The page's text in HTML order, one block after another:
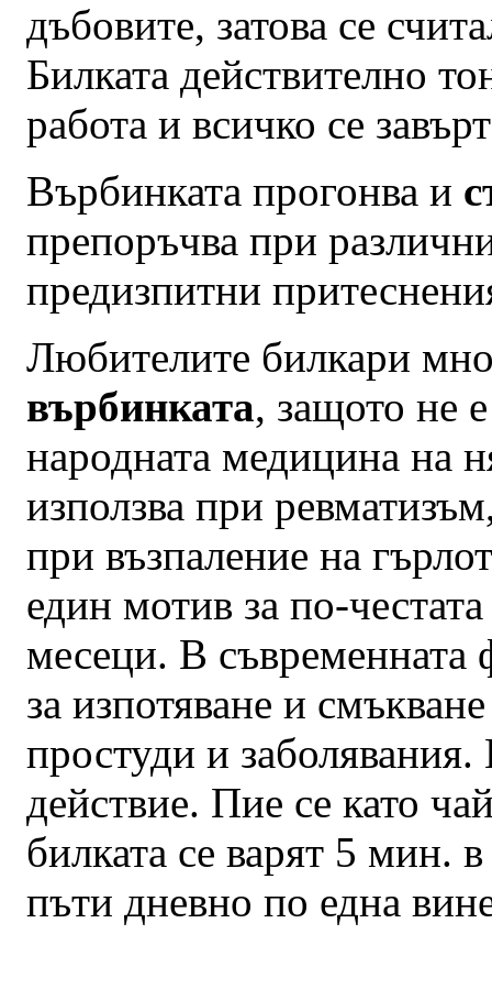
дъбовите, затова се
Билката действително
работа и всичко се
Върбинката прогонва и
препоръчва при
предизпитни
Любителите билкари
върбинката, защото не
народната медицина на
използва при
при възпаление на
един мотив за по-
месеци. В съвременната
за изпотяване и
простуди и
действие. Пие се като
билката се варят 5 мин.
пъти дневно по една